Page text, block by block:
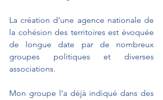
La création d’une agence nationale de
la cohésion des territoires est évoquée
de longue date par de nombreux
groupes politiques et diverses
associations.
Mon groupe l’a déjà indiqué dans des